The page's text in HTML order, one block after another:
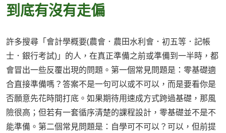
到底有沒有走偏
許多搜尋「會計學概要(農會．農田水利會．初五等．記帳
士．銀行考試)」的人，在真正準備之前或準備到一半時，都
會冒出一些反覆出現的問題。第一個常見問題是：零基礎適
合直接準備嗎？答案不是一句可以或不可以，而是要看你是
否願意先花時間打底。如果期待用速成方式跨過基礎，那風
險很高；但若有一套循序清楚的課程設計，零基礎並不是不
能準備。第二個常見問題是：自學可不可以？可以，但前提